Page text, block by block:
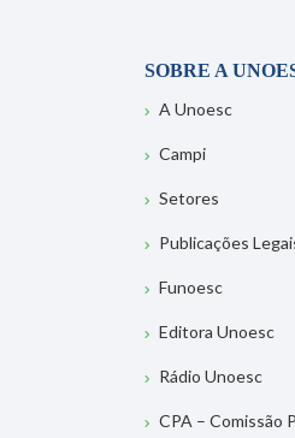
SOBRE A
A Unoesc
Campi
Setores
Publicações
Funoesc
Editora Unoesc
Rádio Unoesc
CPA – Comissão